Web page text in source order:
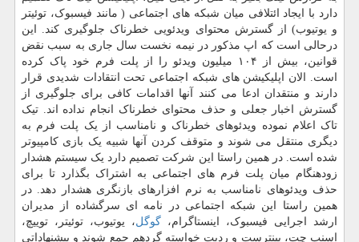
دارد با ایجاد ائتلافی میان شبکه های اجتماعی ( مانند فیسبوک، توئیتر
و یوتیوب) از گسترش محتوای ویدئویی خطرناک جلوگیری کند. این
درحالی است که اپ مذکور در نیمه نخست سال جاری به سبب نقض
قوانین، بیش از ۱۰۴ میلیون ویدئو را از پلت فرم خود پاک کرده
است. الان اپلیکیشن های شبکه اجتماعی تحت انتقادات شدیدی قرار
دارند و منتقدان ادعا می کنند آنها اقدامات کافی برای جلوگیری از
گسترش اخبار جعلی و حذف محتوای خطرناک انجام نداده اند. تیک
تاک اعلام نموده ویدئوهای خطرناک و نامناسب از یک پلت فرم به
دیگری منتقل می شوند و متوقف کردن آنها شبیه یک بازی کامپیوتر
شده است. در همین راستا این شرکت تصمیم دارد یک سیستم هشدار
زودهنگام میان پلت فرم های اجتماعی به اشتراک بگذارد تا برای
حذف ویدئوهای نامناسب به نرم افزارهای بازنگری هشدار دهد. در
همین راستا این شبکه اجتماعی در نامه ای سرگشاده از مدیران
ارشد اجرایی فیسبوک، اینستاگرام، گوگل، یوتیوب، توئیتر، توییچ،
اسنپ چت، پینترست و ردیت خواسته گردهم جمع شوند و پیشنهاداتی